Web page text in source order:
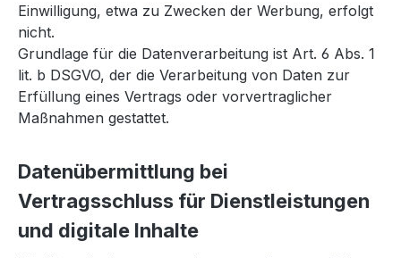
Einwilligung, etwa zu Zwecken der Werbung, erfolgt
nicht.
Grundlage für die Datenverarbeitung ist Art. 6 Abs. 1
lit. b DSGVO, der die Verarbeitung von Daten zur
Erfüllung eines Vertrags oder vorvertraglicher
Maßnahmen gestattet.
Datenübermittlung bei
Vertragsschluss für Dienstleistungen
und digitale Inhalte